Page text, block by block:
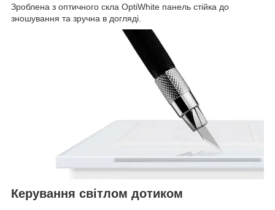
Зроблена з оптичного скла OptiWhite панель стійка до
зношування та зручна в догляді.
Керування світлом дотиком